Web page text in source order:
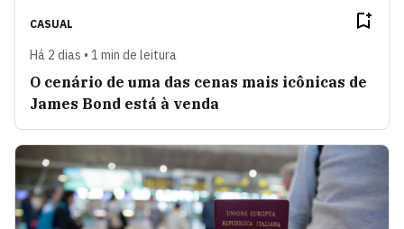
CASUAL
Há 2 dias • 1 min de leitura
O cenário de uma das cenas mais icônicas de
James Bond está à venda